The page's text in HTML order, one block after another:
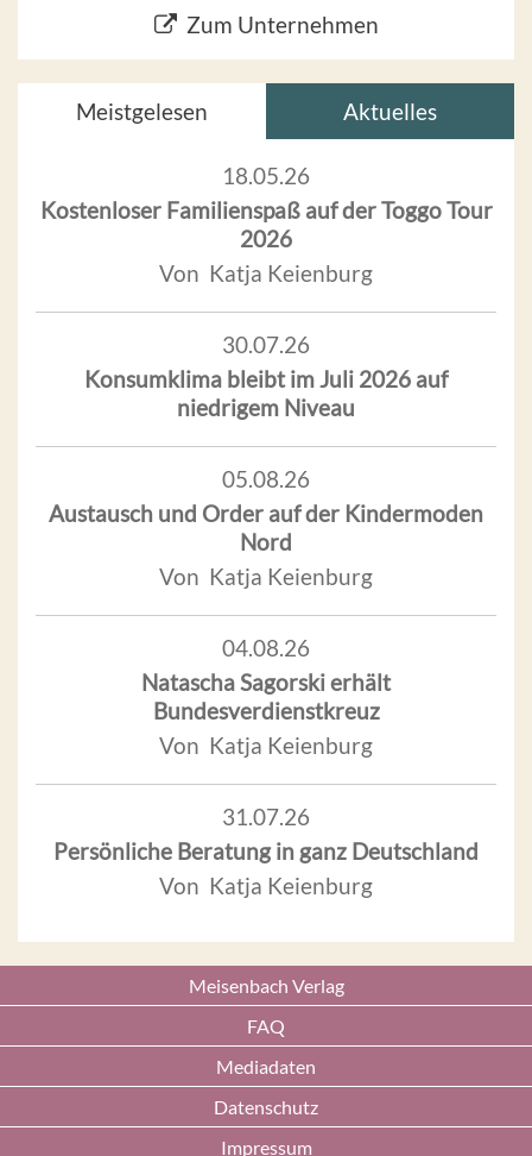
Zum Unternehmen
Meistgelesen Aktuelles
18.05.26
Kostenloser Familienspaß auf der Toggo Tour
2026
Von Katja Keienburg
30.07.26
Konsumklima bleibt im Juli 2026 auf
niedrigem Niveau
05.08.26
Austausch und Order auf der Kindermoden
Nord
Von Katja Keienburg
04.08.26
Natascha Sagorski erhält
Bundesverdienstkreuz
Von Katja Keienburg
31.07.26
Persönliche Beratung in ganz Deutschland
Von Katja Keienburg
Meisenbach Verlag
FAQ
Mediadaten
Datenschutz
Impressum